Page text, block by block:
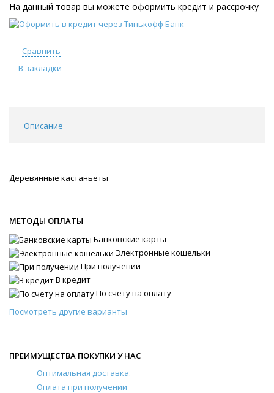
На данный товар вы можете оформить кредит и рассрочку
Сравнить
В закладки
Описание
Деревянные кастаньеты
МЕТОДЫ ОПЛАТЫ
Банковские карты
Электронные кошельки
При получении
В кредит
По счету на оплату
Посмотреть другие варианты
ПРЕИМУЩЕСТВА ПОКУПКИ У НАС
Оптимальная доставка.
Оплата при получении